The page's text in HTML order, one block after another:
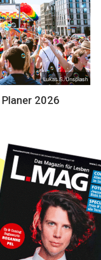
Lukas S./Unsplash
2026